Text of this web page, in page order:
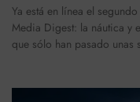
Ya está en línea el
Media Digest: la náutica y
que sólo han pasado unas